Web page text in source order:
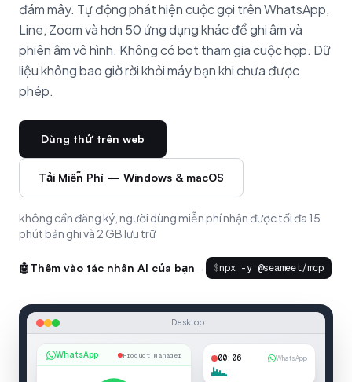
đám mây. Tự động phát hiện cuộc gọi trên WhatsApp,
Line, Zoom và hơn 50 ứng dụng khác để ghi âm và
phiên âm vô hình. Không có bot tham gia cuộc họp. Dữ
liệu không bao giờ rời khỏi máy bạn khi chưa được
phép.
Dùng thử trên web
Tải Miễn Phí — Windows & macOS
không cần đăng ký, người dùng miễn phí nhận được tối đa 15
phút bản ghi và 2 GB lưu trữ
🤖Thêm vào tác nhân AI của bạn → $npx -y @seameet/mcp
Desktop
WhatsApp Product Manager 00:07 WhatsApp